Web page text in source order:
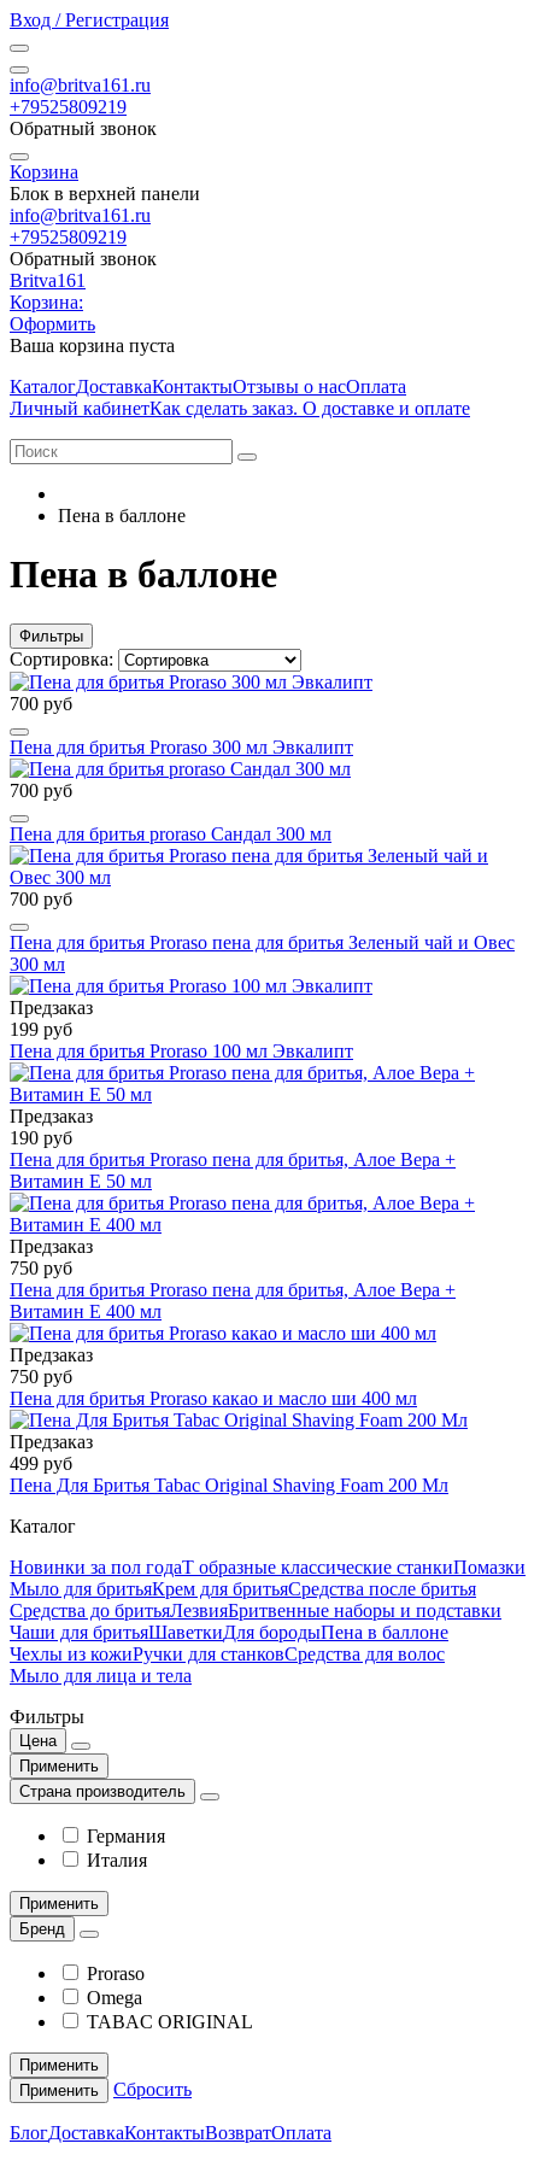
Вход / Регистрация
info@britva161.ru
+79525809219
Обратный звонок
Корзина
Блок в верхней панели
info@britva161.ru
+79525809219
Обратный звонок
Britva161
Корзина:
Оформить
Ваша корзина пуста
КаталогДоставкаКонтактыОтзывы о насОплата
Личный кабинетКак сделать заказ. О доставке и оплате
Пена в баллоне
Пена в баллоне
Фильтры
Сортировка:
700 руб
Пена для бритья Proraso 300 мл Эвкалипт
700 руб
Пена для бритья proraso Сандал 300 мл
700 руб
Пена для бритья Proraso пена для бритья Зеленый чай и Овес
300 мл
Предзаказ
199 руб
Пена для бритья Proraso 100 мл Эвкалипт
Предзаказ
190 руб
Пена для бритья Proraso пена для бритья, Алое Вера +
Витамин Е 50 мл
Предзаказ
750 руб
Пена для бритья Proraso пена для бритья, Алое Вера +
Витамин Е 400 мл
Предзаказ
750 руб
Пена для бритья Proraso какао и масло ши 400 мл
Предзаказ
499 руб
Пена Для Бритья Tabac Original Shaving Foam 200 Мл
Каталог
Новинки за пол годаТ образные классические станкиПомазки
Мыло для бритьяКрем для бритьяСредства после бритья
Средства до бритьяЛезвияБритвенные наборы и подставки
Чаши для бритьяШаветкиДля бородыПена в баллоне
Чехлы из кожиРучки для станковСредства для волос
Мыло для лица и тела
Фильтры
Цена
Применить
Страна производитель
Германия
Италия
Применить
Бренд
Proraso
Omega
TABAC ORIGINAL
Применить
Применить
Сбросить
БлогДоставкаКонтактыВозвратОплата